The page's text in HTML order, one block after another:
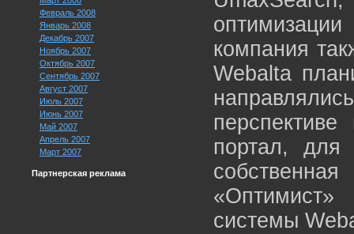
Февраль 2008
Январь 2008
Декабрь 2007
Ноябрь 2007
Октябрь 2007
Сентябрь 2007
Август 2007
Июль 2007
Июнь 2007
Май 2007
Апрель 2007
Март 2007
Партнерская реклама
компания
Webalta
портал, для
системы